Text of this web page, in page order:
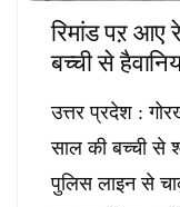
रिमांड पऱ आए
बच्ची से
उत्तर प्रदेश :
साल की बच्ची से
पुलिस लाइन से